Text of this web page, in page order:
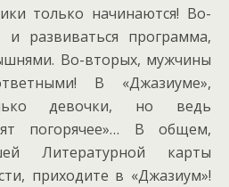
только начинаются! Во-
развиваться программа,
Во-вторых, мужчины
В «Джазиуме»,
девочки, но ведь
погорячее»… В общем,
Литературной карты
приходите в «Джазиум»!